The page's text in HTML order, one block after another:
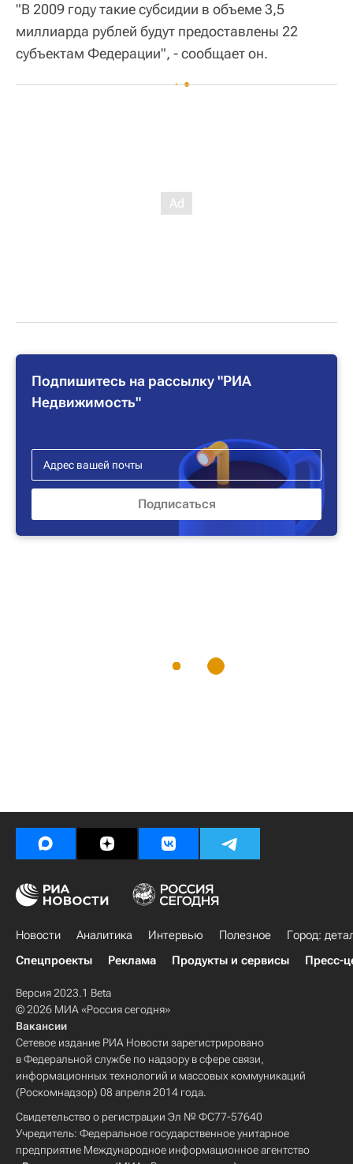
"В 2009 году такие субсидии в объеме 3,5
миллиарда рублей будут предоставлены 22
субъектам Федерации", - сообщает он.
Подпишитесь на рассылку "РИА
Недвижимость"
Новости Аналитика Интервью Полезное
Город:
Спецпроекты
Реклама Продукты и сервисы Пресс-
Версия 2023.1 Beta
© 2026 МИА «Россия сегодня»
Вакансии
Сетевое издание РИА Новости зарегистрировано
в Федеральной службе по надзору в сфере связи,
информационных технологий и массовых коммуникаций
(Роскомнадзор) 08 апреля 2014 года.
Свидетельство о регистрации Эл № ФС77-57640
Учредитель: Федеральное государственное унитарное
предприятие Международное информационное агентство